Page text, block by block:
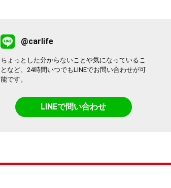
@carlife
ちょっとした分からないことや気になっているこ
となど、24時間いつでもLINEでお問い合わせが可
能です。
LINEで問い合わせ